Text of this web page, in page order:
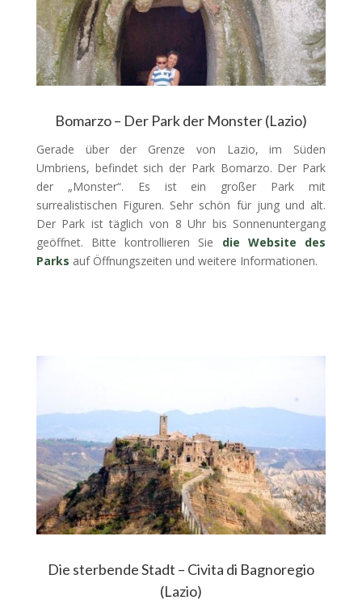
Bomarzo – Der Park der Monster (Lazio)
Gerade über der Grenze von Lazio, im Süden
Umbriens, befindet sich der Park Bomarzo. Der Park
der „Monster“. Es ist ein großer Park mit
surrealistischen Figuren. Sehr schön für jung und alt.
Der Park ist täglich von 8 Uhr bis Sonnenuntergang
geöffnet. Bitte kontrollieren Sie die Website des
Parks auf Öffnungszeiten und weitere Informationen.
Die sterbende Stadt – Civita di Bagnoregio
(Lazio)